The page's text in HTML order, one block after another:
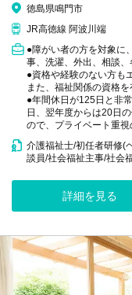
徳島県鳴門市
JR高徳線 阿波川端
●障がい者の方を対象に
事、洗濯、外出、相談、
●資格や経験のない方も
また、福祉関係の資格
●年間休日が125日と非
日、翌年度からは20日
ので、プライベート重視
介護福祉士/初任者研修(
談員/社会福祉主事/社会
詳細を見る